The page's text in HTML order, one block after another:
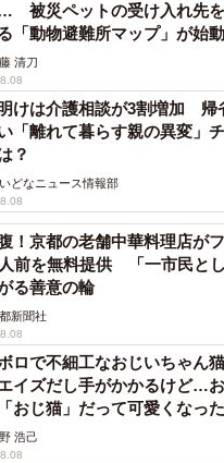
被災ペットの受け入れ先
「動物避難所マップ」が始動
清刀
けは介護相談が3割増加 帰
「離れて暮らす親の異変」
？
どなニュース情報部
！京都の老舗中華料理店が
前を無料提供 「一市民とし
る善意の輪
新聞社
ロで不細工なおじいちゃん
ズだし手がかかるけど…
おじ猫」だって可愛くなった
浩己